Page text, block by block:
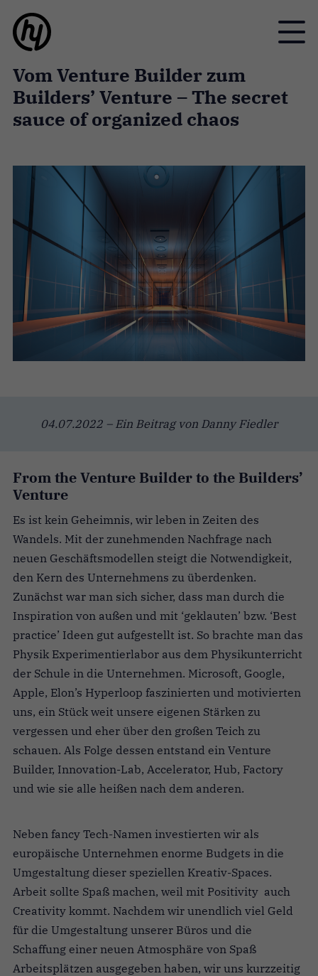
Toggle
Vom Venture Builder zum
Builders’ Venture – The secret
sauce of organized chaos
04.07.2022 – Ein Beitrag von Danny Fiedler
From the Venture Builder to the Builders’
Venture
Es ist kein Geheimnis, wir leben in Zeiten des
Wandels. Mit der zunehmenden Nachfrage nach
neuen Geschäftsmodellen steigt die Notwendigkeit,
den Kern des Unternehmens zu überdenken.
Zunächst war man sich sicher, dass man durch die
Inspiration von außen und mit ‘geklauten’ bzw. ‘Best
practice’ Ideen gut aufgestellt ist. So brachte man das
Physik Experimentierlabor aus dem Physikunterricht
der Schule in die Unternehmen. Microsoft, Google,
Apple, Elon’s Hyperloop faszinierten und motivierten
uns, ein Stück weit unsere eigenen Stärken zu
vergessen und eher über den großen Teich zu
schauen. Als Folge dessen entstand ein Venture
Builder, Innovation-Lab, Accelerator, Hub, Factory
und wie sie alle heißen nach dem anderen.
Neben fancy Tech-Namen investierten wir als
europäische Unternehmen enorme Budgets in die
Umgestaltung dieser speziellen Kreativ-Spaces.
Arbeit sollte Spaß machen, weil mit Positivity auch
Creativity kommt. Nachdem wir unendlich viel Geld
für die Umgestaltung unserer Büros und die
Schaffung einer neuen Atmosphäre von Spaß
Arbeitsplätzen ausgegeben haben, wir uns kurzzeitig